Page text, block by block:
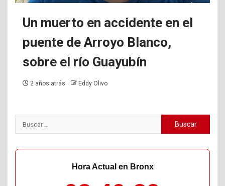
Un muerto en accidente en el
puente de Arroyo Blanco,
sobre el río Guayubín
2 años atrás Eddy Olivo
Buscar:
Hora Actual en Bronx